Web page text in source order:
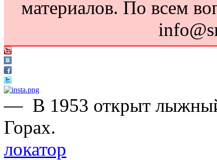
материалов. По всем
— В 1953 открыт
Горах.
локатор